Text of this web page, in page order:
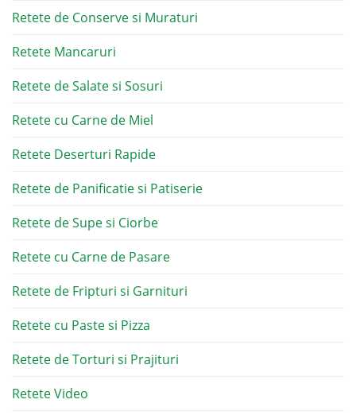
Retete de Conserve si Muraturi
Retete Mancaruri
Retete de Salate si Sosuri
Retete cu Carne de Miel
Retete Deserturi Rapide
Retete de Panificatie si Patiserie
Retete de Supe si Ciorbe
Retete cu Carne de Pasare
Retete de Fripturi si Garnituri
Retete cu Paste si Pizza
Retete de Torturi si Prajituri
Retete Video